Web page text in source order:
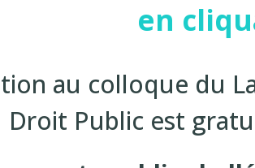
en
au colloque du
Droit Public est